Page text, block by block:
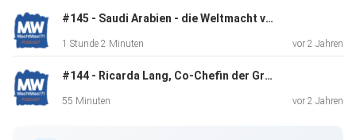
#145 - Saudi Arabien - die Weltmacht vom Golf?!?
1 Stunde 2 Minuten vor 2 Jahren
#144 - Ricarda Lang, Co-Chefin der Grünen
55 Minuten vor 2 Jahren